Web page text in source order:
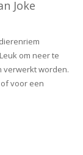
Joke
om neer te
verwerkt worden.
voor een